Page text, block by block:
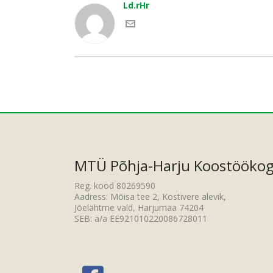
Ld.rHr
MTÜ Põhja-Harju
Reg. kood 80269590
Aadress: Mõisa tee 2, Kostivere alevik,
Jõelähtme vald, Harjumaa 74204
SEB: a/a EE921010220086728011